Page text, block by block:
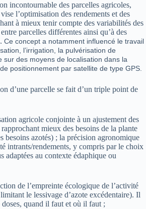
incontournable des parcelles agricoles,
l’optimisation des rendements et des
à mieux tenir compte des variabilités des
parcelles différentes ainsi qu’à des
Ce concept a notamment influencé le travail
l’irrigation, la pulvérisation de
sur des moyens de localisation dans la
positionnement par satellite de type GPS.
d’une parcelle se fait d’un triple point de
agricole conjointe à un ajustement des
mieux des besoins de la plante
besoins azotés) ; la précision agronomique
intrants/rendements, y compris par le choix
adaptées au contexte édaphique ou
de l’empreinte écologique de l’activité
le lessivage d’azote excédentaire). Il
doses, quand il faut et où il faut ;